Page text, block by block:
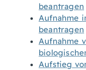
beantragen
Aufnahme
beantragen
Aufnahme
Aufstieg